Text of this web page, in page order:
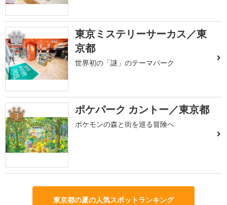
2
東京ミステリーサーカス／東
京都
世界初の「謎」のテーマパーク
3 ポケパーク カントー／東京都
ポケモンの森と街を巡る冒険へ
東京都の夏の人気スポットランキング